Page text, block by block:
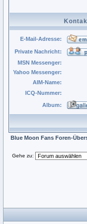
E-Mail-Adresse:
Private Nachricht:
MSN Messenger:
Yahoo Messenger:
AIM-Name:
ICQ-Nummer:
Album:
Blue Moon Fans Foren-
Gehe zu: